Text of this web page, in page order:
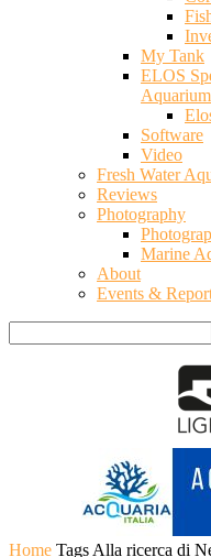
My Tank
ELOS
Software
Video
Fresh Water
Reviews
Photography
Marine
About
Events &
Home Tags Alla ricerca di